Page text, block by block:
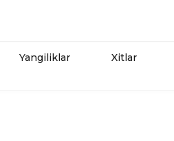
Yangiliklar Xitlar